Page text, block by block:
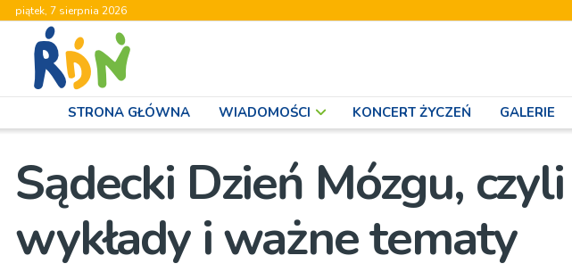
piątek, 7 sierpnia 2026
STRONA GŁÓWNA WIADOMOŚCI KONCERT ŻYCZEŃ GALERIE
Sądecki Dzień Mózgu,
wykłady i ważne tematy